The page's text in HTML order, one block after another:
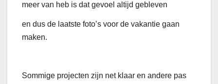
meer van heb is dat gevoel altijd gebleven
en dus de laatste foto’s voor de vakantie gaan
maken.
Sommige projecten zijn net klaar en andere pas